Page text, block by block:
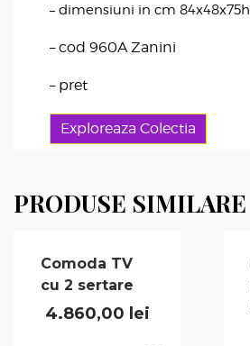
– dimensiuni in cm 84x48x75h
– cod 960A Zanini
– pret
Exploreaza Colectia
PRODUSE SIMILARE
Comoda TV
cu 2 sertare
4.860,00 lei